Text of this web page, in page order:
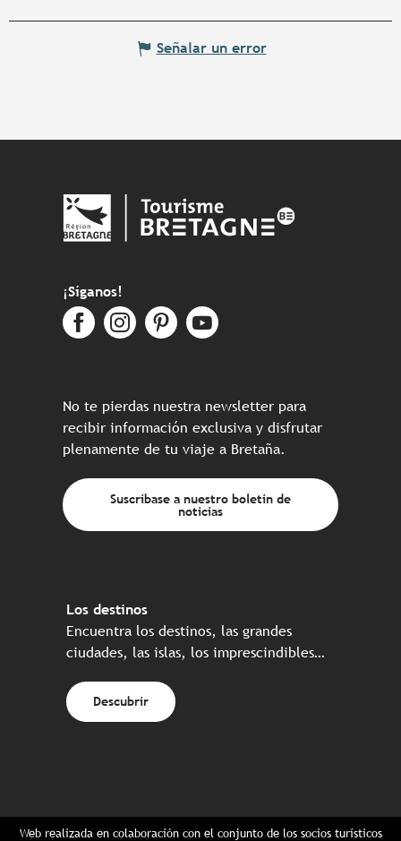
Señalar un error
¡Síganos!
No te pierdas nuestra newsletter para
recibir información exclusiva y disfrutar
plenamente de tu viaje a Bretaña.
Suscríbase a nuestro boletín de
noticias
Los destinos
Encuentra los destinos, las grandes
ciudades, las islas, los imprescindibles…
Descubrir
Web realizada en colaboración con el conjunto de los socios turísticos